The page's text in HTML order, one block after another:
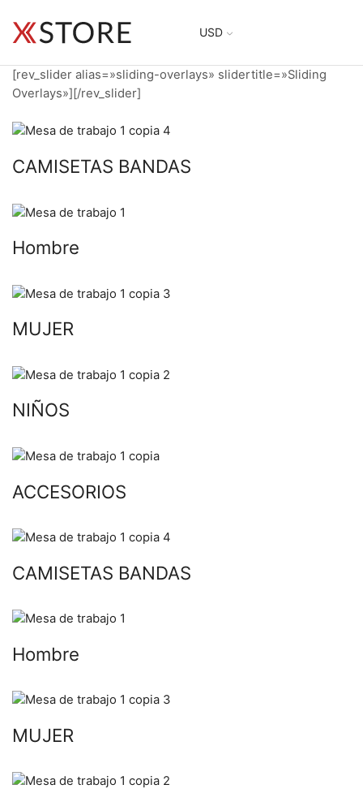
USD
[rev_slider alias=»sliding-overlays» slidertitle=»Sliding
Overlays»][/rev_slider]
CAMISETAS BANDAS
Hombre
MUJER
NIÑOS
ACCESORIOS
CAMISETAS BANDAS
Hombre
MUJER